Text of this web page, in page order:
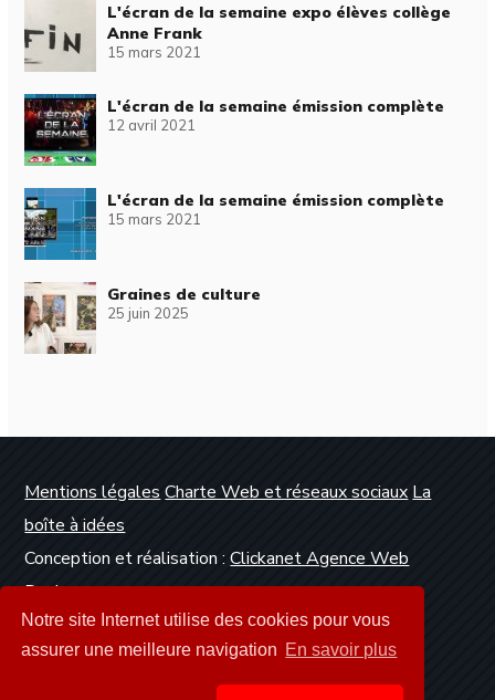
Notre site Internet utilise des cookies pour vous
assurer une meilleure navigation En savoir plus
L'écran de la semaine expo élèves collège
Anne Frank
15 mars 2021
L'écran de la semaine émission complète
12 avril 2021
L'écran de la semaine émission complète
15 mars 2021
Graines de culture
25 juin 2025
Mentions légales Charte Web et réseaux sociaux La
boîte à idées
Conception et réalisation :Clickanet Agence Web
Dunkerque